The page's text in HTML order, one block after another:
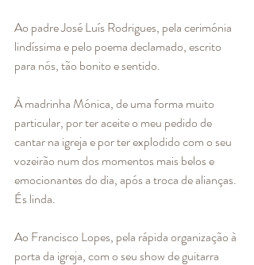
Ao padre José Luís Rodrigues, pela cerimónia
lindíssima e pelo poema declamado, escrito
para nós, tão bonito e sentido.
À madrinha Mónica, de uma forma muito
particular, por ter aceite o meu pedido de
cantar na igreja e por ter explodido com o seu
vozeirão num dos momentos mais belos e
emocionantes do dia, após a troca de alianças.
És linda.
Ao Francisco Lopes, pela rápida organização à
porta da igreja, com o seu show de guitarra